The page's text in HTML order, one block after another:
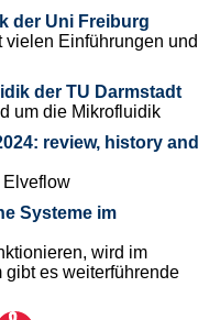
der Uni Freiburg
vielen Einführungen und
der TU Darmstadt
um die Mikrofluidik
review, history and
Elveflow
Systeme im
wird im
gibt es weiterführende